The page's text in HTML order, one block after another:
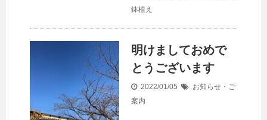
鉢植え
明けましておめで
とうございます
2022/01/05
お知らせ・ご
案内